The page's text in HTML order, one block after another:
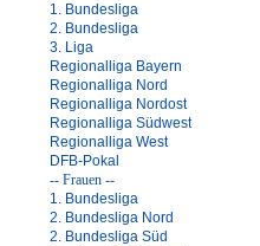
1. Bundesliga
2. Bundesliga
3. Liga
Regionalliga Bayern
Regionalliga Nord
Regionalliga Nordost
Regionalliga Südwest
Regionalliga West
DFB-Pokal
-- Frauen --
1. Bundesliga
2. Bundesliga Nord
2. Bundesliga Süd